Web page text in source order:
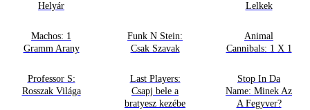
Helyár
Lelkek
Machos: 1
Gramm Arany
Funk N Stein:
Csak Szavak
Animal
Cannibals: 1 X 1
Professor S:
Rosszak Világa
Last Players:
Csapj bele a
bratyesz kezébe
Stop In Da
Name: Minek Az
A Fegyver?